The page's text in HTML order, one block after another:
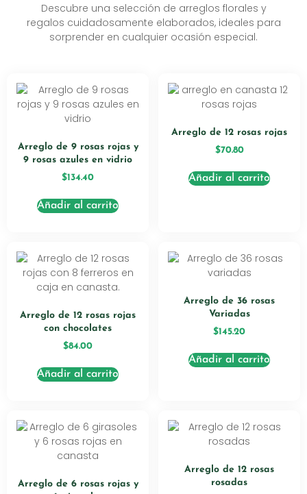
Descubre una selección de arreglos florales y
regalos cuidadosamente elaborados, ideales para
sorprender en cualquier ocasión especial.
Arreglo de 9 rosas rojas y
9 rosas azules en vidrio
$134.40
Añadir al carrito
Arreglo de 12 rosas rojas
$70.80
Añadir al carrito
Arreglo de 12 rosas rojas
con chocolates
$84.00
Añadir al carrito
Arreglo de 36 rosas
Variadas
$145.20
Añadir al carrito
Arreglo de 6 rosas rojas y
Arreglo de 12 rosas
rosadas